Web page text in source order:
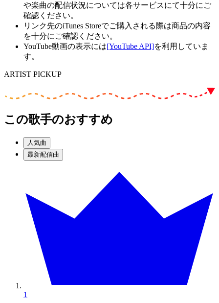
や楽曲の配信状況については各サービスにて十分にご
確認ください。
リンク先のiTunes Storeでご購入される際は商品の内容
を十分にご確認ください。
YouTube動画の表示には[YouTube API]を利用していま
す。
ARTIST PICKUP
この歌手のおすすめ
人気曲
最新配信曲
1